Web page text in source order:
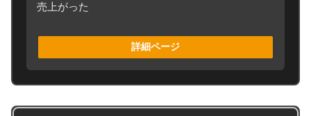
売上がった
詳細ページ